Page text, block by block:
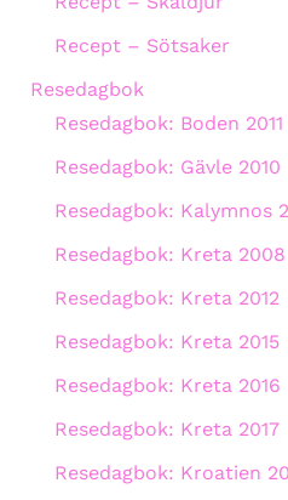
Recept – Sötsaker
Resedagbok
Resedagbok: Boden 2011
Resedagbok: Gävle 2010
Resedagbok: Kalymnos
Resedagbok: Kreta 2008
Resedagbok: Kreta 2012
Resedagbok: Kreta 2015
Resedagbok: Kreta 2016
Resedagbok: Kreta 2017
Resedagbok: Kroatien